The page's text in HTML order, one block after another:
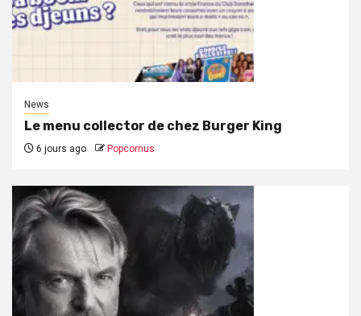
News
Le menu collector de chez Burger King
6 jours ago Popcornus